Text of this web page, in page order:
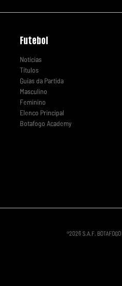
Futebol
Notícias
Títulos
Guias da Partida
Masculino
Feminino
Elenco Principal
Botafogo Academy
®2026 S.A.F.